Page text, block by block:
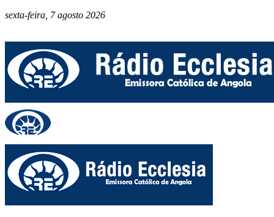
sexta-feira, 7 agosto 2026